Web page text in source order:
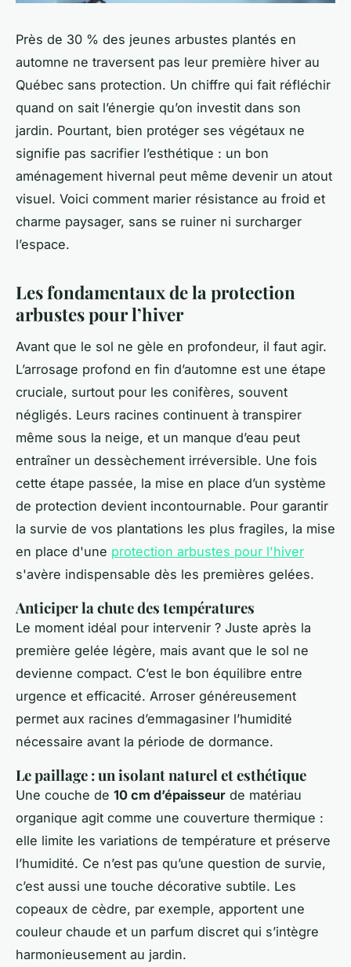
Près de 30 % des jeunes arbustes plantés en
automne ne traversent pas leur première hiver au
Québec sans protection. Un chiffre qui fait réfléchir
quand on sait l’énergie qu’on investit dans son
jardin. Pourtant, bien protéger ses végétaux ne
signifie pas sacrifier l’esthétique : un bon
aménagement hivernal peut même devenir un atout
visuel. Voici comment marier résistance au froid et
charme paysager, sans se ruiner ni surcharger
l’espace.
Les fondamentaux de la protection
arbustes pour l’hiver
Avant que le sol ne gèle en profondeur, il faut agir.
L’arrosage profond en fin d’automne est une étape
cruciale, surtout pour les conifères, souvent
négligés. Leurs racines continuent à transpirer
même sous la neige, et un manque d’eau peut
entraîner un dessèchement irréversible. Une fois
cette étape passée, la mise en place d’un système
de protection devient incontournable. Pour garantir
la survie de vos plantations les plus fragiles, la mise
en place d'une protection arbustes pour l'hiver
s'avère indispensable dès les premières gelées.
Anticiper la chute des températures
Le moment idéal pour intervenir ? Juste après la
première gelée légère, mais avant que le sol ne
devienne compact. C’est le bon équilibre entre
urgence et efficacité. Arroser généreusement
permet aux racines d’emmagasiner l’humidité
nécessaire avant la période de dormance.
Le paillage : un isolant naturel et esthétique
Une couche de 10 cm d’épaisseur de matériau
organique agit comme une couverture thermique :
elle limite les variations de température et préserve
l’humidité. Ce n’est pas qu’une question de survie,
c’est aussi une touche décorative subtile. Les
copeaux de cèdre, par exemple, apportent une
couleur chaude et un parfum discret qui s’intègre
harmonieusement au jardin.